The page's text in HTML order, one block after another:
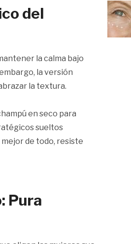
del
la calma bajo
la versión
la textura.
en seco para
sueltos
de todo, resiste
Pura